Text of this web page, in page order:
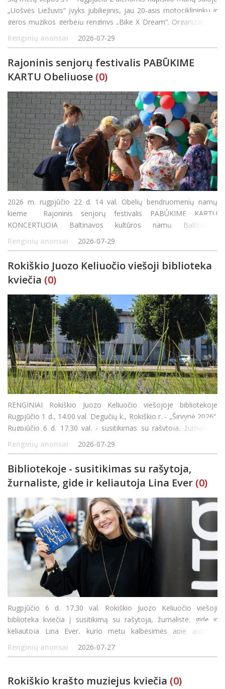
„Uošvės Liežuvis“ įvyks jubiliejinis, jau 20-asis motociklininkų ir
geros muzikos gerbėjų renginys „Bike X Dream“. Organizatoriai
žada trankų, pramogų bei adrenalino kupiną savaitgalį,
Renginių anonsai 2026-07-29
Rajoninis senjorų festivalis PABŪKIME
KARTU Obeliuose (0)
2026 m. rugpjūčio 22 d. 14 val. Obelių bendruomenių namų
kieme Rajoninis senjorų festivalis PABŪKIME KARTU
KONCERTUOJA Baltinavos kultūros namų Baltinavos
etnografinis ansamblis (Latvijos respublika) Vadovė Marija
Bukšta Rokiškio kultūros centro Rajono padalinio Obeliuose kap
Renginių anonsai 2026-07-29
Rokiškio Juozo Keliuočio viešoji biblioteka
kviečia (0)
RENGINIAI Rokiškio Juozo Keliuočio viešojoje bibliotekoje
Rugpjūčio 1 d., 14.00 val. Degučių k., Rokiškio r. - „Širvynė 2026“.
Rugpjūčio 6 d. 17.30 val. - susitikimas su rašytoja, žurnaliste,
gide ir keliautoja Lina Ever. Liepa &ndash
Renginių anonsai 2026-07-29
Bibliotekoje - susitikimas su rašytoja,
žurnaliste, gide ir keliautoja Lina Ever (0)
Rugpjūčio 6 d. 17.30 val. Rokiškio Juozo Keliuočio viešoji
biblioteka kviečia į susitikimą su rašytoja, žurnaliste, gide ir
keliautoja Lina Ever, kurio metu kalbėsimės apie autorės
kūrybinį kelią, keliones ir naujausią romaną „Pakeleiviai“.
„Pakeleiviai“
Renginių anonsai 2026-07-27
Rokiškio krašto muziejus kviečia (0)